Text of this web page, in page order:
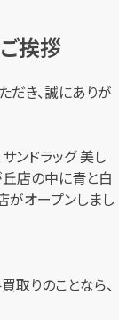
挨拶
き、誠にありが
ンドラッグ 美し
店の中に青と白
オープンしまし
取りのことなら、